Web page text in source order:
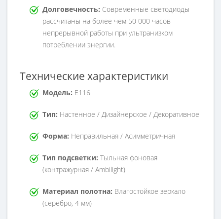
Долговечность: Современные светодиоды
рассчитаны на более чем 50 000 часов
непрерывной работы при ультранизком
потреблении энергии.
Технические характеристики
Модель: E116
Тип: Настенное / Дизайнерское / Декоративное
Форма: Неправильная / Асимметричная
Тип подсветки: Тыльная фоновая
(контражурная / Ambilight)
Материал полотна: Влагостойкое зеркало
(серебро, 4 мм)